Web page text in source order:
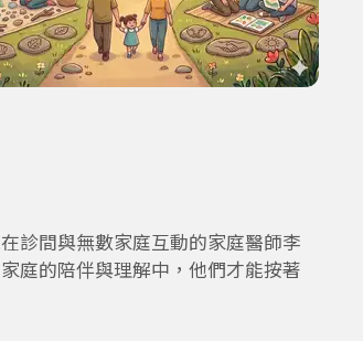
診間與無數家庭互動的家庭醫師李
庭的陪伴與理解中，他們才能按著